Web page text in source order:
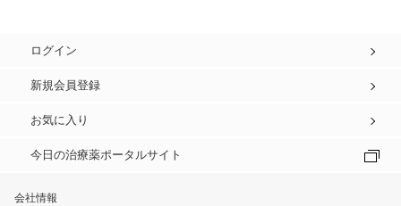
ログイン
新規会員登録
お気に入り
今日の治療薬ポータルサイト
会社情報